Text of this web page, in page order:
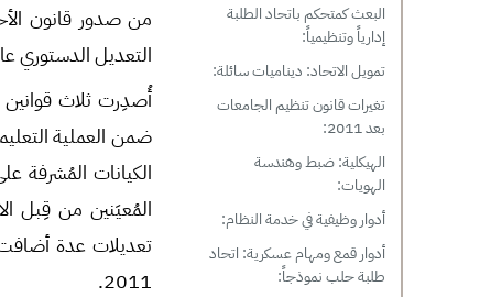
البعث كمتحكم باتحاد الطلبة
إدارياً وتنظيمياً:
تمويل الاتحاد: ديناميات سائلة:
تغيرات قانون تنظيم الجامعات
بعد 2011:
الهيكلية: ضبط وهندسة
الهويات:
أدوار وظيفية في خدمة النظام:
أدوار قمع ومهام عسكرية: اتحاد
طلبة حلب نموذجاً:
التعديل الدستوري عام 2012 الذي ألغى مادة أن حزب البعث هو القائد للدولة
المُعيَنين من قِبل
تعديلات عدة
2011.